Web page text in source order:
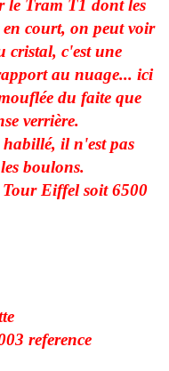
le Tram T1 dont les
court, on peut voir
cristal, c'est une
au nuage... ici
du faite que
verrière.
il n'est pas
boulons.
Tour Eiffel soit 6500